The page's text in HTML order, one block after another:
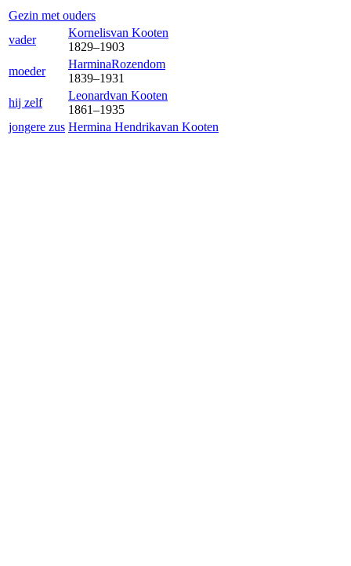
Gezin met ouders
vader
Kornelisvan Kooten
1829–1903
moeder
HarminaRozendom
1839–1931
hij zelf
Leonardvan Kooten
1861–1935
jongere zus Hermina Hendrikavan Kooten